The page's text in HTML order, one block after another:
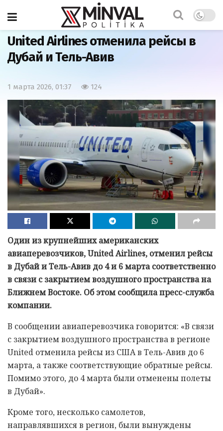
Главная
United Airlines отменила рейсы в
Дубай и Тель-Авив
1 марта 2026, 01:37 124
Один из крупнейших американских
авиаперевозчиков, United Airlines, отменил рейсы
в Дубай и Тель-Авив до 4 и 6 марта соответственно
в связи с закрытием воздушного пространства на
Ближнем Востоке. Об этом сообщила пресс-служба
компании.
В сообщении авиаперевозчика говорится: «В связи
с закрытием воздушного пространства в регионе
United отменила рейсы из США в Тель-Авив до 6
марта, а также соответствующие обратные рейсы.
Помимо этого, до 4 марта были отменены полеты
в Дубай».
Кроме того, несколько самолетов,
направлявшихся в регион, были вынуждены